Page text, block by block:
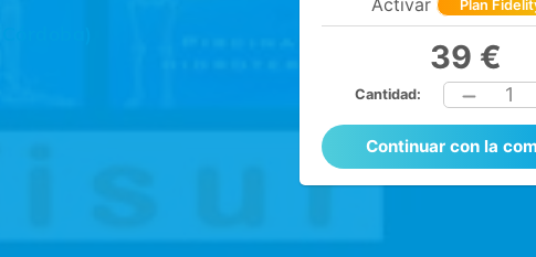
Plan
39 €
Cantidad: 1
Continuar con la